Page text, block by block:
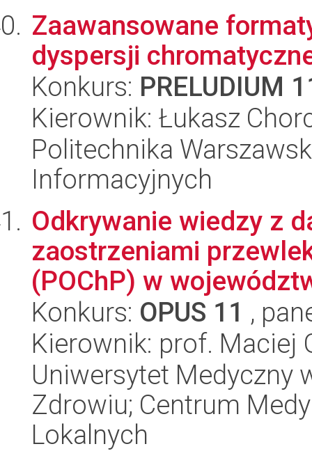
Zaawansowane
dyspersji
Konkurs: PRELUDIUM
Kierownik: Łukasz
Politechnika
Informacyjnych
Odkrywanie wiedzy z
zaostrzeniami
(POChP) w
Konkurs: OPUS 11 ,
Kierownik: prof. Maciej
Uniwersytet Medyczny
Zdrowiu; Centrum
Lokalnych